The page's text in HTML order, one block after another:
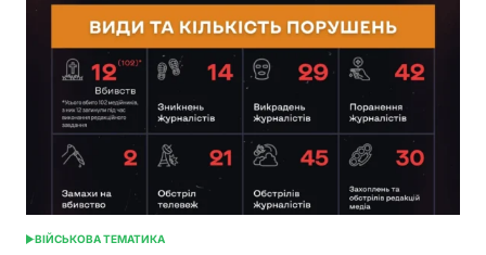
ОПУБЛИКОВАНО
ВІЙСЬКОВА ТЕМАТИКА